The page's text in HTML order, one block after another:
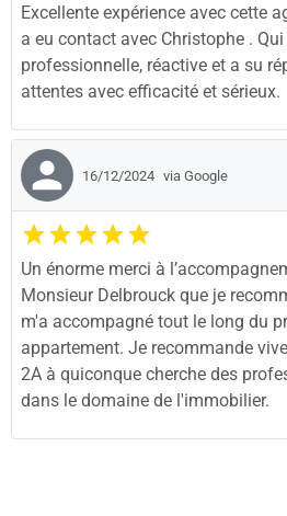
Excellente expérience avec cette
a eu contact avec Christophe .
professionnelle, réactive et a su
attentes avec efficacité et sérieux.
16/12/2024 via Google
Un énorme merci à
Monsieur Delbrouck que je
m'a accompagné tout le long du
appartement. Je recommande
2A à quiconque cherche des
dans le domaine de l'immobilier.